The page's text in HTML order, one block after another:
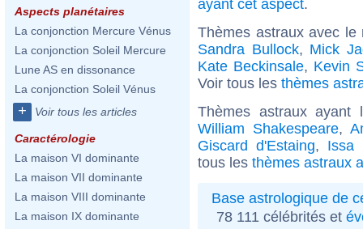
Aspects planétaires
La conjonction Mercure Vénus
La conjonction Soleil Mercure
Lune AS en dissonance
La conjonction Soleil Vénus
+ Voir tous les articles
Caractérologie
La maison VI dominante
La maison VII dominante
La maison VIII dominante
La maison IX dominante
ayant cet aspect.
Thèmes astraux avec
Sandra Bullock, Mick
Kate Beckinsale, Kevin
Voir tous les thèmes
Thèmes astraux
William Shakespeare,
Giscard d'Estaing, Issa
tous les thèmes astraux
Base astrologique de
78 111 célébrités et